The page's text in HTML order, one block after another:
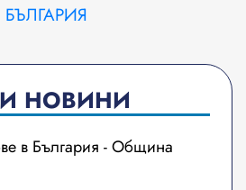
НОВИНИ
в България - Община